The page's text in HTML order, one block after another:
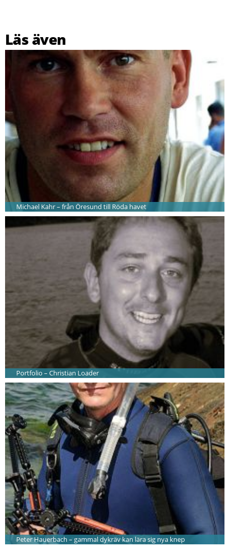
Läs även
Michael Kahr – från Öresund till Röda havet
Portfolio – Christian Loader
Peter Hauerbach – gammal dykräv kan lära sig nya knep